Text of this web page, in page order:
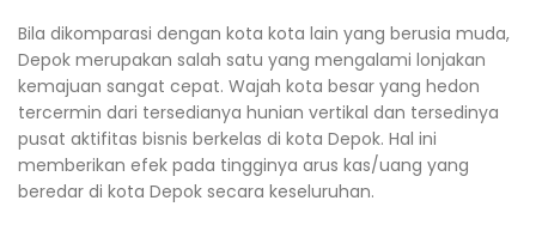
Bila dikomparasi dengan kota kota lain yang berusia muda,
Depok merupakan salah satu yang mengalami lonjakan
kemajuan sangat cepat. Wajah kota besar yang hedon
tercermin dari tersedianya hunian vertikal dan tersedinya
pusat aktifitas bisnis berkelas di kota Depok. Hal ini
memberikan efek pada tingginya arus kas/uang yang
beredar di kota Depok secara keseluruhan.